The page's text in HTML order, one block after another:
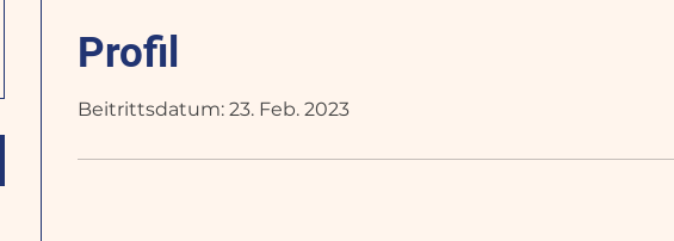
Profil
Beitrittsdatum: 23. Feb. 2023